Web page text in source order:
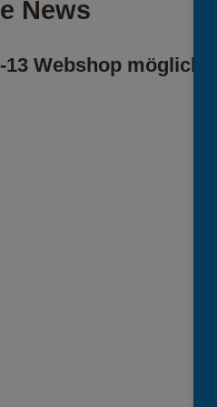
News
13 Webshop möglich